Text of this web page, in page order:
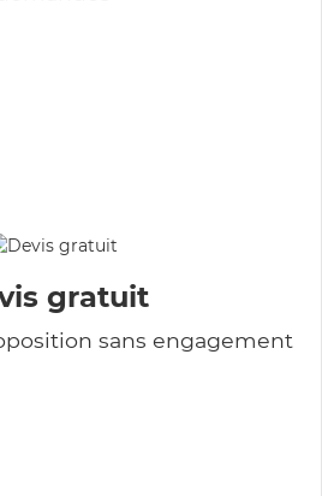
gratuit
sans engagement